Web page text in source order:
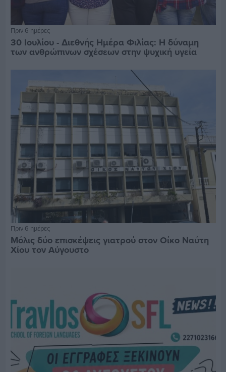
Πριν 6 ημέρες
30 Ιουλίου - Διεθνής Ημέρα Φιλίας: Η δύναμη
των ανθρώπινων σχέσεων στην ψυχική υγεία
Πριν 6 ημέρες
Μόλις δύο επισκέψεις γιατρού στον Οίκο Ναύτη
Χίου τον Αύγουστο